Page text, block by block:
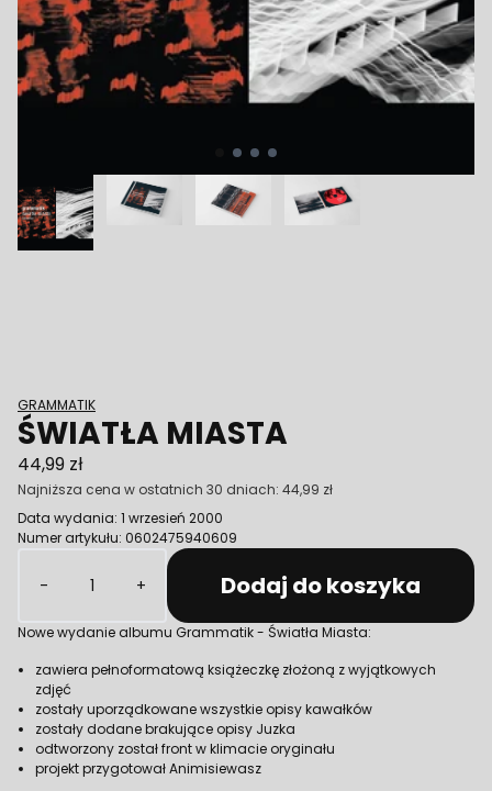
GRAMMATIK
ŚWIATŁA MIASTA
44,99 zł
Najniższa cena w ostatnich 30 dniach: 44,99 zł
Data wydania: 1 wrzesień 2000
Numer artykułu: 0602475940609
-
+ Dodaj do koszyka
Nowe wydanie albumu Grammatik - Światła Miasta:
zawiera pełnoformatową książeczkę złożoną z wyjątkowych
zdjęć
zostały uporządkowane wszystkie opisy kawałków
zostały dodane brakujące opisy Juzka
odtworzony został front w klimacie oryginału
projekt przygotował Animisiewasz